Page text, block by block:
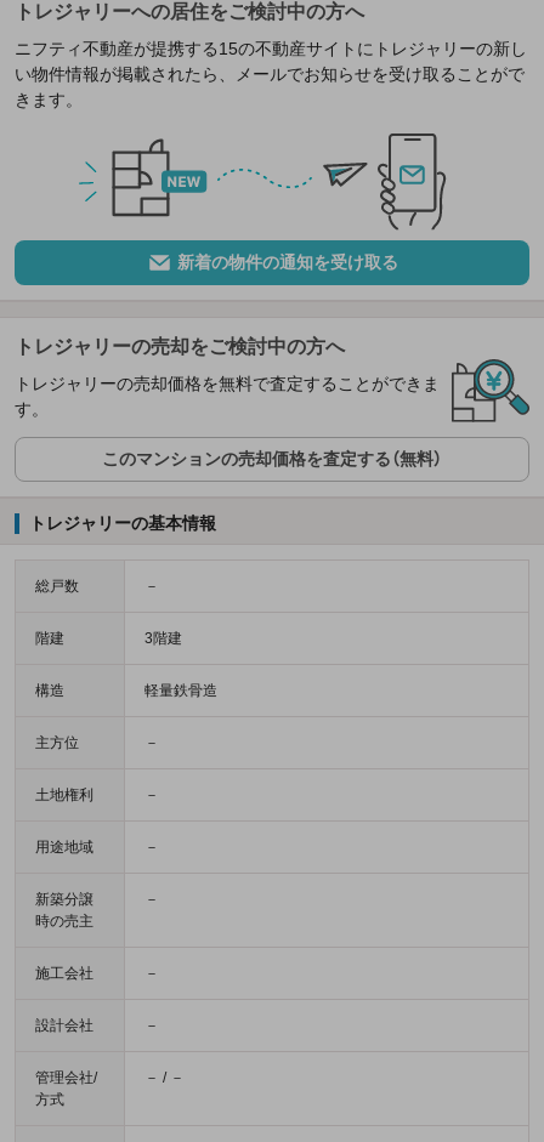
トレジャリーへの居住をご検討中の方へ
ニフティ不動産が提携する15の不動産サイトにトレジャリーの新し
い物件情報が掲載されたら、メールでお知らせを受け取ることがで
きます。
新着の物件の通知を受け取る
トレジャリーの売却をご検討中の方へ
トレジャリーの売却価格を無料で査定することができま
す。
このマンションの売却価格を査定する（無料）
トレジャリーの基本情報
総戸数 －
階建 3階建
構造 軽量鉄骨造
主方位 －
土地権利 －
用途地域 －
新築分譲
時の売主
－
施工会社 －
設計会社 －
管理会社/
方式
－ / －